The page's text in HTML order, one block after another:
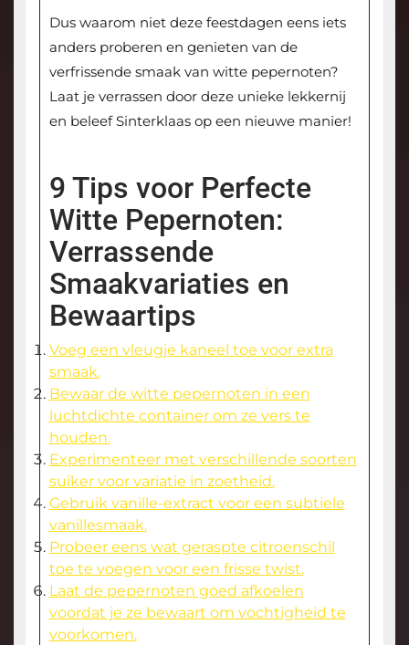
Dus waarom niet deze feestdagen eens iets
anders proberen en genieten van de
verfrissende smaak van witte pepernoten?
Laat je verrassen door deze unieke lekkernij
en beleef Sinterklaas op een nieuwe manier!
9 Tips voor Perfecte
Witte Pepernoten:
Verrassende
Smaakvariaties en
Bewaartips
Voeg een vleugje kaneel toe voor extra
smaak.
Bewaar de witte pepernoten in een
luchtdichte container om ze vers te
houden.
Experimenteer met verschillende soorten
suiker voor variatie in zoetheid.
Gebruik vanille-extract voor een subtiele
vanillesmaak.
Probeer eens wat geraspte citroenschil
toe te voegen voor een frisse twist.
Laat de pepernoten goed afkoelen
voordat je ze bewaart om vochtigheid te
voorkomen.